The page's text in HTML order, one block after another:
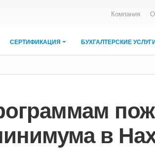
Компания
СЕРТИФИКАЦИЯ БУХГАЛТЕРСКИЕ
в